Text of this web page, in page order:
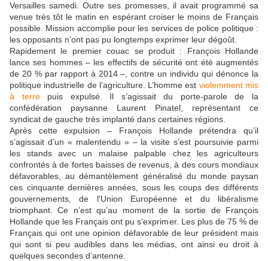
Versailles samedi. Outre ses promesses, il avait programmé sa
venue très tôt le matin en espérant croiser le moins de Français
possible. Mission accomplie pour les services de police politique :
les opposants n’ont pas pu longtemps exprimer leur dégoût.
Rapidement le premier couac se produit : François Hollande
lance ses hommes – les effectifs de sécurité ont été augmentés
de 20 % par rapport à 2014 –, contre un individu qui dénonce la
politique industrielle de l’agriculture. L’homme est violemment mis
à terrepuis expulsé. Il s’agissait du porte-parole de la
confédération paysanne Laurent Pinatel, représentant ce
syndicat de gauche très implanté dans certaines régions.
Après cette expulsion – François Hollande prétendra qu’il
s’agissait d’un « malentendu » – la visite s’est poursuivie parmi
les stands avec un malaise palpable chez les agriculteurs
confrontés à de fortes baisses de revenus, à des cours mondiaux
défavorables, au démantèlement généralisé du monde paysan
ces cinquante dernières années, sous les coups des différents
gouvernements, de l'Union Européenne et du libéralisme
triomphant. Ce n’est qu’au moment de la sortie de François
Hollande que les Français ont pu s’exprimer. Les plus de 75 % de
Français qui ont une opinion défavorable de leur président mais
qui sont si peu audibles dans les médias, ont ainsi eu droit à
quelques secondes d’antenne.